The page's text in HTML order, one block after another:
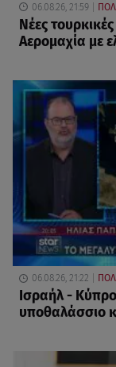
06.08.26, 21:59
Νέες
Αερομαχία με
06.08.26, 21:22
Ισραήλ -
υποθαλάσσιο